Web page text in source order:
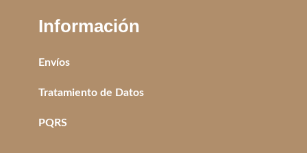
Información
Envíos
Tratamiento de Datos
PQRS